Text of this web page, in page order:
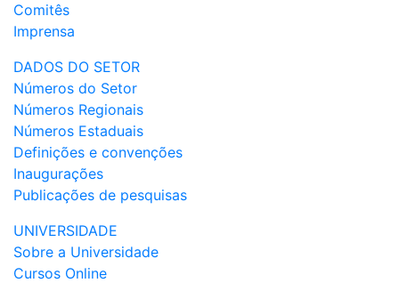
Comitês
Imprensa
DADOS DO SETOR
Números do Setor
Números Regionais
Números Estaduais
Definições e convenções
Inaugurações
Publicações de pesquisas
UNIVERSIDADE
Sobre a Universidade
Cursos Online